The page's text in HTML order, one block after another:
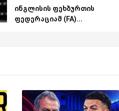
ინგლისის ფეხბურთის
ფედერაციამ (FA)...